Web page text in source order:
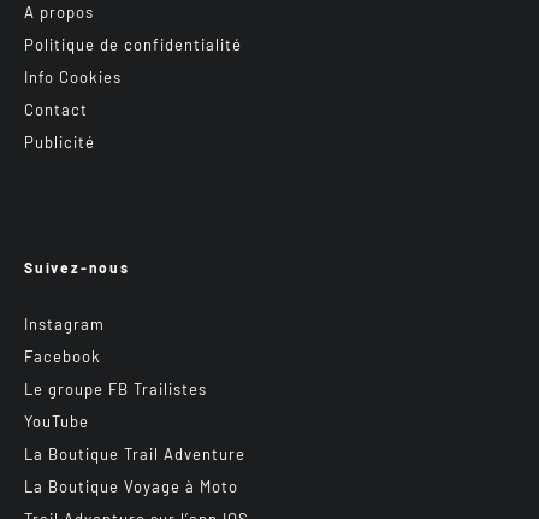
A propos
Politique de confidentialité
Info Cookies
Contact
Publicité
Suivez-nous
Instagram
Facebook
Le groupe FB Trailistes
YouTube
La Boutique Trail Adventure
La Boutique Voyage à Moto